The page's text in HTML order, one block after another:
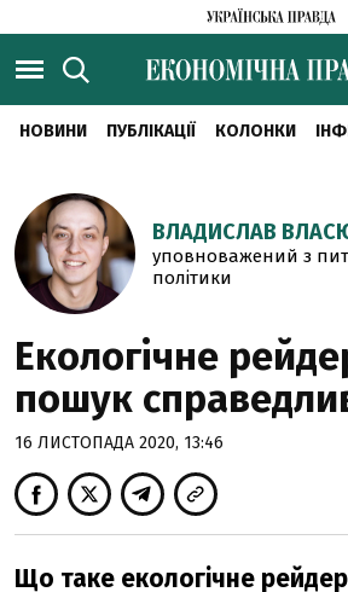
НОВИНИ ПУБЛІКАЦІЇ КОЛОНКИ
ВЛАДИСЛАВ
уповноважений з
політики
Екологічне
пошук
16 ЛИСТОПАДА 2020, 13:46
Що таке екологічне